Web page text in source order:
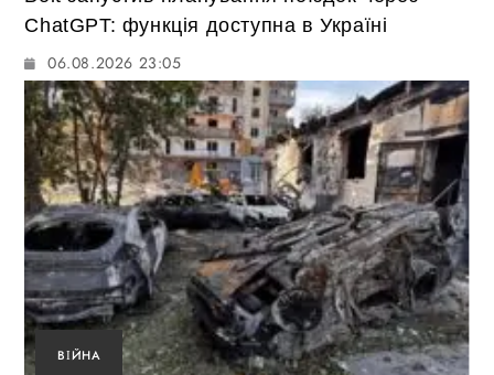
ChatGPT: функція доступна в Україні
06.08.2026 23:05
ВІЙНА